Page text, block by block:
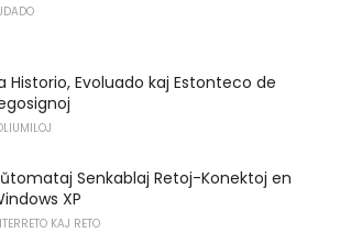
Historio, Evoluado kaj Estonteco de
Senkablaj Retoj-Konektoj en
XP
KAJ RETO